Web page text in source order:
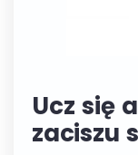
Ucz się
zaciszu